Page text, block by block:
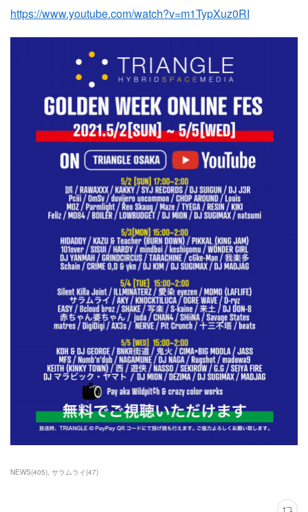
https://www.youtube.com/watch?v=m1TypXuz0RI
NEWS(405) サラムライ(47)